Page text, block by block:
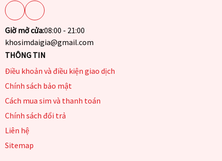
Giờ mở cửa:08:00 - 21:00
khosimdaigia@gmail.com
THÔNG TIN
Điều khoản và điều kiện giao dịch
Chính sách bảo mật
Cách mua sim và thanh toán
Chính sách đổi trả
Liên hệ
Sitemap